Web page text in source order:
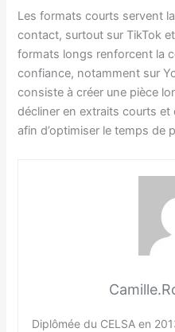
Les formats courts servent
contact, surtout sur TikTok
formats longs renforcent la
confiance, notamment sur
consiste à créer une pièce
décliner en extraits courts et
afin d’optimiser le temps de
Diplômée du CELSA en